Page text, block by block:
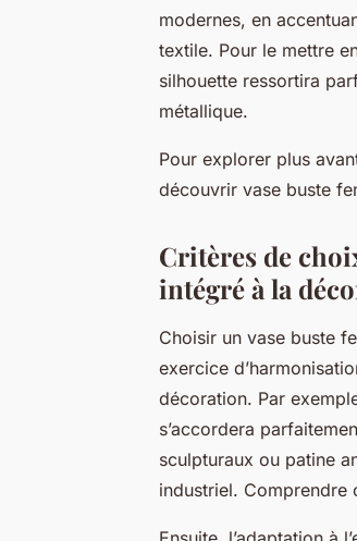
modernes, en
textile. Pour le mettre
silhouette ressortira
métallique.
Pour explorer plus
découvrir vase buste
Critères de
intégré à la
Choisir un vase buste
exercice
décoration. Par
s’accordera
sculpturaux ou patine
industriel. Comprendre